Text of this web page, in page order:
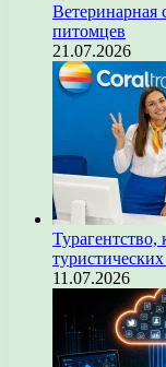
Ветеринарная
питомцев
21.07.2026
11.07.2026